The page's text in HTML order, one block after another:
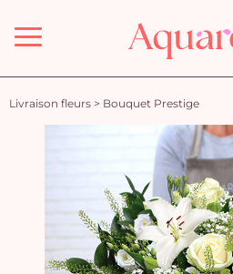
Menu
Livraison fleurs > Bouquet Prestige